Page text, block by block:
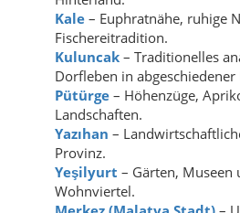
Kale – Euphratnähe, ruhige
Fischereitradition.
Kuluncak – Traditionelles
Dorfleben in abgeschiedener
Pütürge – Höhenzüge,
Landschaften.
Yazıhan –
Provinz.
Yeşilyurt – Gärten, Museen
Wohnviertel.